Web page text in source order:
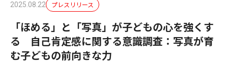
2025.08.22 プレスリリース
「ほめる」と「写真」が子どもの心を強くす
る 自己肯定感に関する意識調査：写真が育
む子どもの前向きな力